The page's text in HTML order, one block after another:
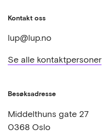
Kontakt oss
lup@lup.no
Se alle kontaktpersoner
Besøksadresse
Middelthuns gate 27
0368 Oslo